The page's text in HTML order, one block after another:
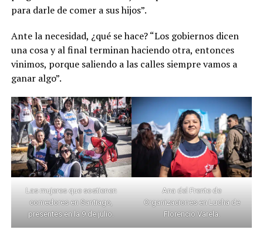
para darle de comer a sus hijos”.
Ante la necesidad, ¿qué se hace? “Los gobiernos dicen
una cosa y al final terminan haciendo otra, entonces
vinimos, porque saliendo a las calles siempre vamos a
ganar algo”.
Las mujeres que sostienen
comedores en Santiago,
presentes en la 9 de julio.
Ana del Frente de
Organizaciones en Lucha de
Florencio Varela.